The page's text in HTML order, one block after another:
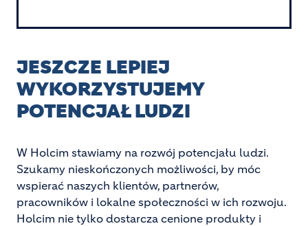
JESZCZE LEPIEJ
WYKORZYSTUJEMY
POTENCJAŁ LUDZI
W Holcim stawiamy na rozwój potencjału ludzi.
Szukamy nieskończonych możliwości, by móc
wspierać naszych klientów, partnerów,
pracowników i lokalne społeczności w ich rozwoju.
Holcim nie tylko dostarcza cenione produkty i